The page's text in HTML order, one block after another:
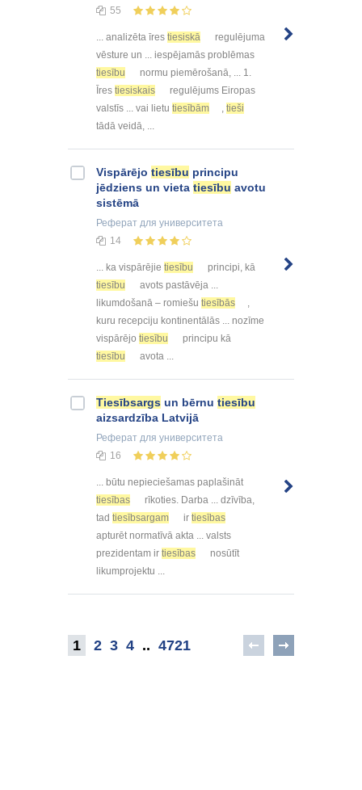
55
... analizēta īres tiesiskā
regulējuma
vēsture un ... iespējamās problēmas
tiesību
normu piemērošanā, ... 1.
Īres tiesiskais
regulējums Eiropas
valstīs ... vai lietu tiesībām , tieši
tādā veidā, ...
Vispārējo tiesību principu
jēdziens un vieta tiesību avotu
sistēmā
Реферат для университета
14
... ka vispārējie tiesību
principi, kā
tiesību
avots pastāvēja ...
likumdošanā – romiešu tiesībās
,
kuru recepciju kontinentālās ... nozīme
vispārējo tiesību
principu kā
tiesību
avota ...
Tiesībsargs un bērnu tiesību
aizsardzība Latvijā
Реферат для университета
16
... būtu nepieciešamas paplašināt
tiesības
rīkoties. Darba ... dzīvība,
tad tiesībsargam ir tiesības
apturēt normatīvā akta ... valsts
prezidentam ir tiesības
nosūtīt
likumprojektu ...
1 2 3 4 .. 4721